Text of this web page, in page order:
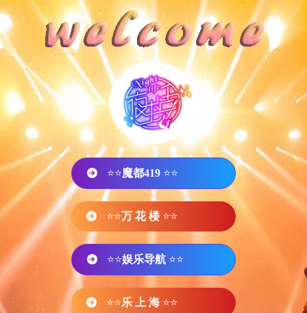
⭐⭐魔都419 ⭐⭐
⭐⭐万 花 楼 ⭐⭐
⭐⭐娱乐导航 ⭐⭐
⭐⭐乐 上 海 ⭐⭐